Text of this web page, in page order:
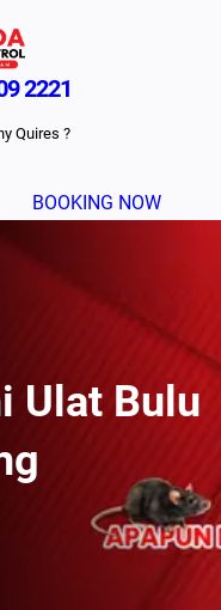
2221
Quires ?
BOOKING NOW
Ulat Bulu